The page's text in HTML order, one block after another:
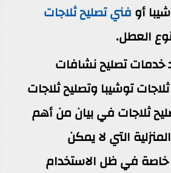
أوفني تصليح ثلاجات
العطل.
خدمات تصليح نشافات
توشيبا وتصليح ثلاجات
ثلاجات في بيان من أهم
التي لا يمكن
خاصة في ظل الاستخدام